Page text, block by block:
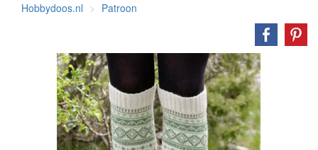
Hobbydoos.nl Patroon